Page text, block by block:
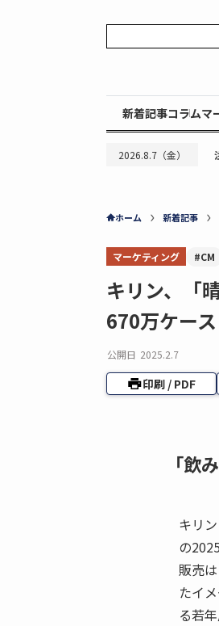
新着記事コラムマ
2026.8.7（金）
ホーム 新着記事
マーケティング #CM
キリン、「
670万ケー
公開日 2025.2.7
印刷 / PDF
「飲
キリ
の
販売
たイ
る若